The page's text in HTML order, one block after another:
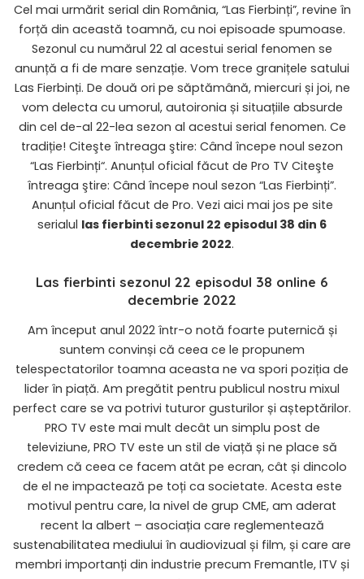
Cel mai urmărit serial din România, “Las Fierbinți”, revine în
forță din această toamnă, cu noi episoade spumoase.
Sezonul cu numărul 22 al acestui serial fenomen se
anunță a fi de mare senzație. Vom trece granițele satului
Las Fierbinți. De două ori pe săptămână, miercuri și joi, ne
vom delecta cu umorul, autoironia și situațiile absurde
din cel de-al 22-lea sezon al acestui serial fenomen. Ce
tradiție! Citeşte întreaga ştire: Când începe noul sezon
“Las Fierbinți“. Anunțul oficial făcut de Pro TV Citeşte
întreaga ştire: Când începe noul sezon “Las Fierbinți”.
Anunțul oficial făcut de Pro. Vezi aici mai jos pe site
serialul las fierbinti sezonul 22 episodul 38 din 6
decembrie 2022.
Las fierbinti sezonul 22 episodul 38 online 6
decembrie 2022
Am început anul 2022 într-o notă foarte puternică și
suntem convinși că ceea ce le propunem
telespectatorilor toamna aceasta ne va spori poziția de
lider în piață. Am pregătit pentru publicul nostru mixul
perfect care se va potrivi tuturor gusturilor și așteptărilor.
PRO TV este mai mult decât un simplu post de
televiziune, PRO TV este un stil de viață și ne place să
credem că ceea ce facem atât pe ecran, cât și dincolo
de el ne impactează pe toți ca societate. Acesta este
motivul pentru care, la nivel de grup CME, am aderat
recent la albert – asociația care reglementează
sustenabilitatea mediului în audiovizual și film, și care are
membri importanți din industrie precum Fremantle, ITV și